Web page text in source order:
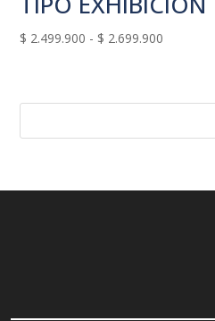
$ 2.499.900 - $ 2.699.900
desde
hasta